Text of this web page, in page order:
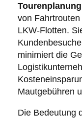
Tourenplanung
von
LKW-Flotten.
minimiert die
Mautgebühren
Die Bedeutung